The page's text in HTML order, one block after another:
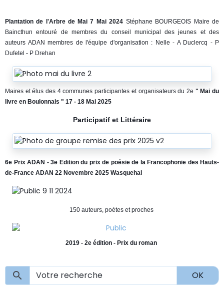
Plantation de l'Arbre de Mai7 Mai 2024 Stéphane BOURGEOIS Maire de
Baincthun entouré de membres du conseil municipal des jeunes et des
auteurs ADAN membres de l'équipe d'organisation : Nelle - A Duclercq - P
Dufetel - P Drehan
Maires et élus des 4 communes participantes et organisateurs du 2e " Mai du
livre en Boulonnais " 17 - 18 Mai 2025
Participatif et Littéraire
6e Prix ADAN - 3e Edition du prix de poésie de la Francophonie des Hauts-
de-France ADAN 22 Novembre 2025 Wasquehal
150 auteurs, poètes et proches
2019 - 2e édition - Prix du roman
OK